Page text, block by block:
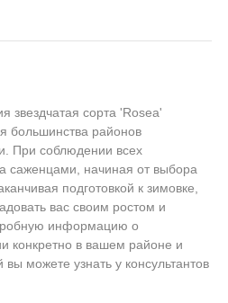
звездчатая сорта 'Rosea'
большинства районов
При соблюдении всех
саженцами, начиная от выбора
подготовкой к зимовке,
вас своим ростом и
информацию о
конкретно в вашем районе и
можете узнать у консультантов